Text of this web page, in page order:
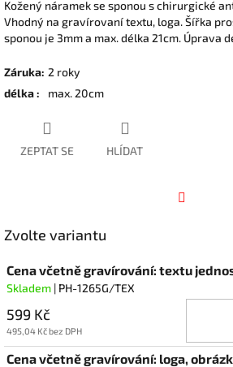
Kožený náramek se sponou s chirurgické
Vhodný na gravírovaní textu, loga. Šířka
sponou je 3mm a max. délka 21cm. Úprava
Záruka: 2 roky
délka: max. 20cm
ZEPTAT SE HLÍDAT
Zvolte variantu
Cena včetně gravírování: textu
Skladem | PH-1265G/TEX
599 Kč
495,04 Kč bez DPH
Cena včetně gravírování: loga,